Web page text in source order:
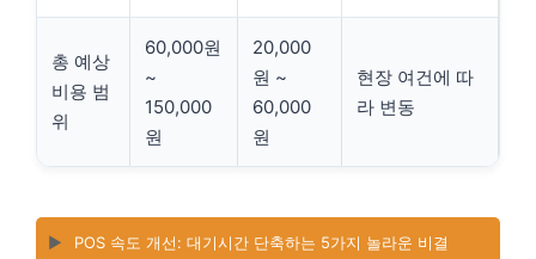
총 예상
비용 범
위
60,000원
~
150,000
원
20,000
원 ~
60,000
원
현장 여건에 따
라 변동
▶️ POS 속도 개선: 대기시간 단축하는 5가지 놀라운 비결